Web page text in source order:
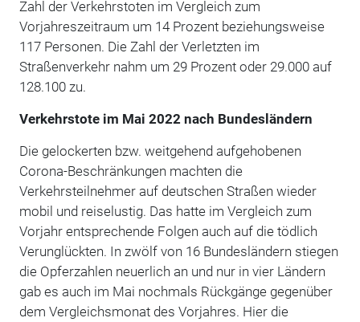
Zahl der Verkehrstoten im Vergleich zum
Vorjahreszeitraum um 14 Prozent beziehungsweise
117 Personen. Die Zahl der Verletzten im
Straßenverkehr nahm um 29 Prozent oder 29.000 auf
128.100 zu.
Verkehrstote im Mai 2022 nach Bundesländern
Die gelockerten bzw. weitgehend aufgehobenen
Corona-Beschränkungen machten die
Verkehrsteilnehmer auf deutschen Straßen wieder
mobil und reiselustig. Das hatte im Vergleich zum
Vorjahr entsprechende Folgen auch auf die tödlich
Verunglückten. In zwölf von 16 Bundesländern stiegen
die Opferzahlen neuerlich an und nur in vier Ländern
gab es auch im Mai nochmals Rückgänge gegenüber
dem Vergleichsmonat des Vorjahres. Hier die